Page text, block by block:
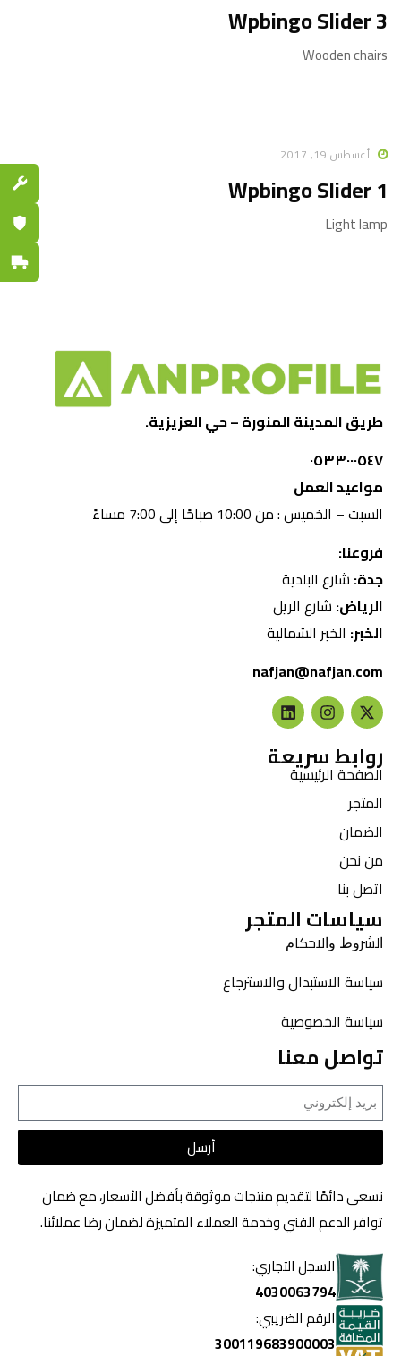
Wpbingo Slider 3
Wooden chairs
أغسطس 19, 2017
Wpbingo Slider 1
Light lamp
طريق المدينة المنورة – حي العزيزية.
٠٥٣٣٠٠٠٥٤٧
مواعيد العمل
السبت – الخميس : من 10:00 صباحًا إلى 7:00 مساءً
فروعنا:
جدة: شارع البلدية
الرياض: شارع الريل
الخبر: الخبر الشمالية
nafjan@nafjan.com
روابط سريعة
الصفحة الرئيسية
المتجر
الضمان
من نحن
اتصل بنا
سياسات المتجر
ﺍﻟﺸﺮﻭﻁ ﻭﺍﻻﺣﻜﺎﻡ
سياسة الاستبدال والاسترجاع
سياسة الخصوصية
تواصل معنا
أرسل
نسعى دائمًا لتقديم منتجات موثوقة بأفضل الأسعار، مع ضمان
توافر الدعم الفني وخدمة العملاء المتميزة لضمان رضا عملائنا.
السجل التجاري:
4030063794
الرقم الضريبي:
300119683900003
قطع
ضمان